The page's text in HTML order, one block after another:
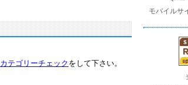
カテゴリーチェック をして下さい。
モバイルサ